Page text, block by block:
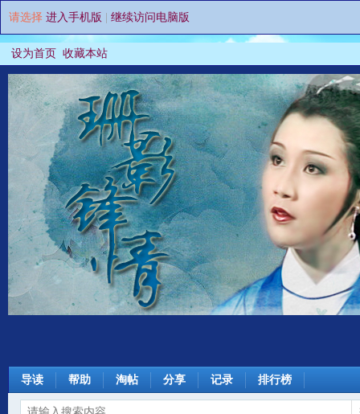
请选择 进入手机版 继续访问电脑版
设为首页 收藏本站
导读 帮助 淘帖 分享 记录 排行榜